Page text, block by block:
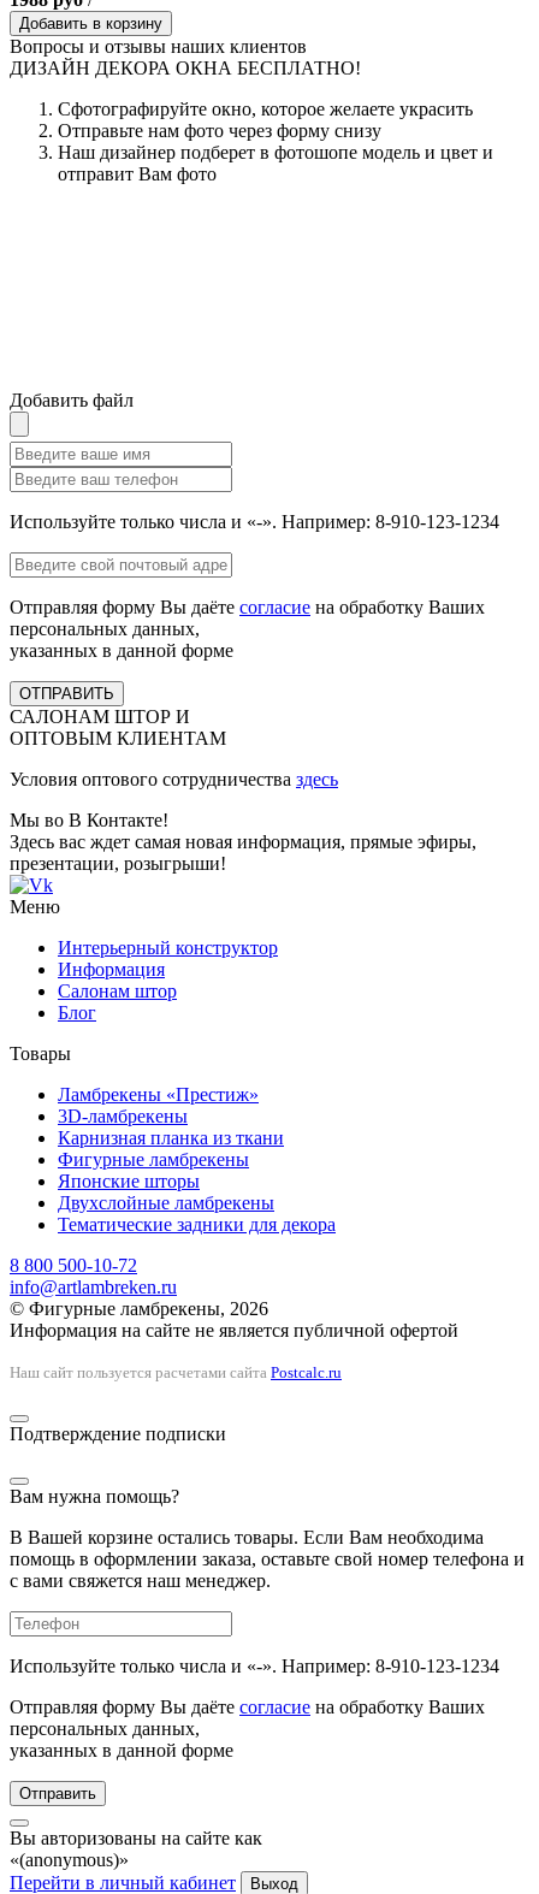
Добавить в корзину
Вопросы и отзывы наших клиентов
ДИЗАЙН ДЕКОРА ОКНА БЕСПЛАТНО!
Сфотографируйте окно, которое желаете украсить
Отправьте нам фото через форму снизу
Наш дизайнер подберет в фотошопе модель и цвет и
отправит Вам фото
Добавить файл
Используйте только числа и «-». Например: 8-910-123-1234
Отправляя форму Вы даёте согласие на обработку Ваших
персональных данных,
указанных в данной форме
ОТПРАВИТЬ
САЛОНАМ ШТОР И
ОПТОВЫМ КЛИЕНТАМ
Условия оптового сотрудничества здесь
Мы во В Контакте!
Здесь вас ждет самая новая информация, прямые эфиры,
презентации, розыгрыши!
Меню
Интерьерный конструктор
Информация
Салонам штор
Блог
Товары
Ламбрекены «Престиж»
3D-ламбрекены
Карнизная планка из ткани
Фигурные ламбрекены
Японские шторы
Двухслойные ламбрекены
Тематические задники для декора
8 800 500-10-72
info@artlambreken.ru
© Фигурные ламбрекены, 2026
Информация на сайте не является публичной офертой
Наш сайт пользуется расчетами сайта Postcalc.ru
Подтверждение подписки
Вам нужна помощь?
В Вашей корзине остались товары. Если Вам необходима
помощь в оформлении заказа, оставьте свой номер телефона и
с вами свяжется наш менеджер.
Используйте только числа и «-». Например: 8-910-123-1234
Отправляя форму Вы даёте согласие на обработку Ваших
персональных данных,
указанных в данной форме
Отправить
Вы авторизованы на сайте как
«(anonymous)»
Перейти в личный кабинет
Выход